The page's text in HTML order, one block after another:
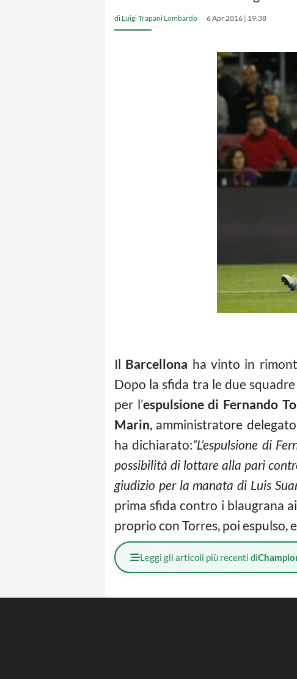
di Luigi Trapani Lombardo 6 Apr 2016 | 19:38
Il Barcellona ha vinto in
Dopo la sfida tra le due
per l’espulsione di Fernando
Marin, amministratore
ha dichiarato:“L’espulsione di
possibilità di lottare alla pari
giudizio per la manata di Luis
prima sfida contro i blaugrana
proprio con Torres, poi
Leggi gli articoli più recenti di